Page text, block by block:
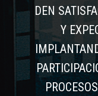
DEN
Y